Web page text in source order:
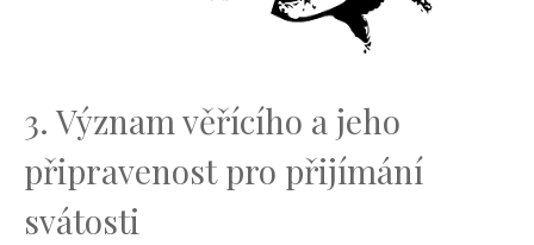
3.‍ Význam ⁤věřícího ‍a‌ jeho
⁢připravenost pro ‍přijímání
svátosti